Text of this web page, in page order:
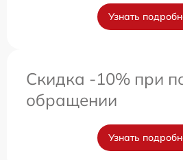
Узнать
Скидка -10% при
обращении
Узнать